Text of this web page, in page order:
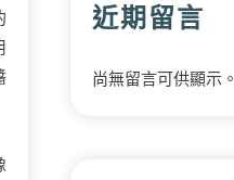
近期留言
尚無留言可供顯示。